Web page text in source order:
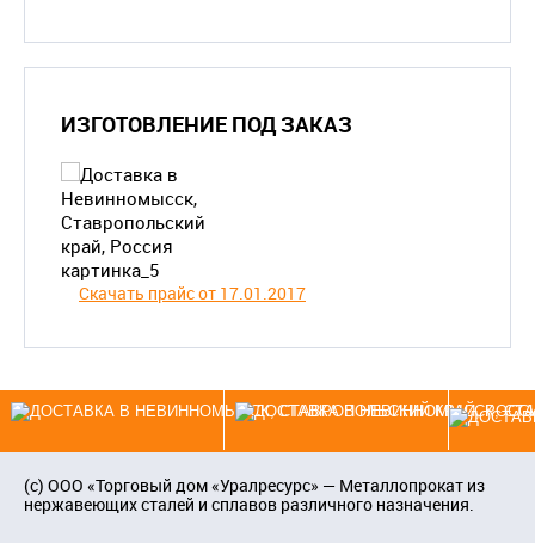
ИЗГОТОВЛЕНИЕ ПОД ЗАКАЗ
Скачать прайс от 17.01.2017
(c) ООО «Торговый дом «Уралресурс» — Металлопрокат из
нержавеющих сталей и сплавов различного назначения.